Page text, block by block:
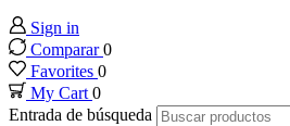
panel
panel
Sign in
Comparar0
Favorites 0
My Cart0
Entrada de búsqueda